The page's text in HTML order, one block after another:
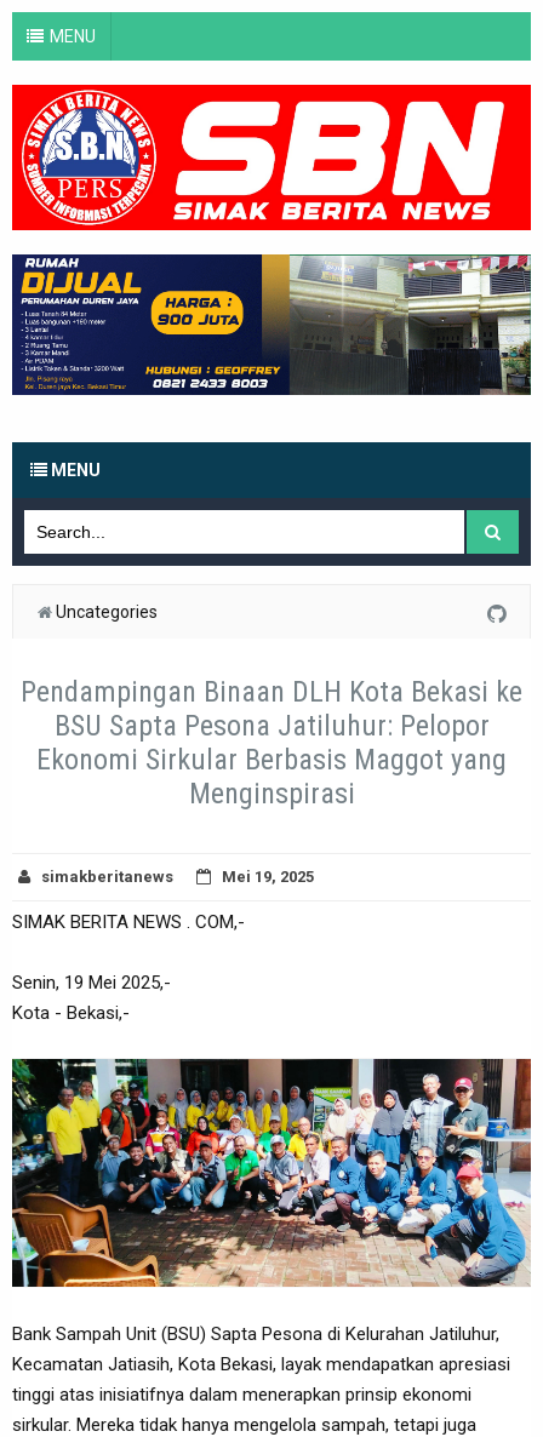
MENU
MENU
Uncategories
Pendampingan Binaan DLH Kota Bekasi ke
BSU Sapta Pesona Jatiluhur: Pelopor
Ekonomi Sirkular Berbasis Maggot yang
Menginspirasi
simakberitanews Mei 19, 2025
SIMAK BERITA NEWS . COM,-
Senin, 19 Mei 2025,-
Kota - Bekasi,-
Bank Sampah Unit (BSU) Sapta Pesona di Kelurahan Jatiluhur,
Kecamatan Jatiasih, Kota Bekasi, layak mendapatkan apresiasi
tinggi atas inisiatifnya dalam menerapkan prinsip ekonomi
sirkular. Mereka tidak hanya mengelola sampah, tetapi juga